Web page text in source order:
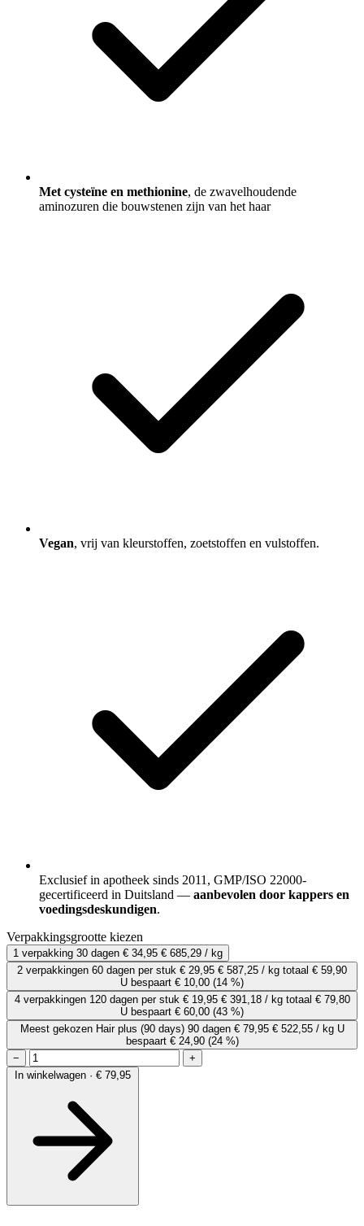
Met cysteïne en methionine, de zwavelhoudende
aminozuren die bouwstenen zijn van het haar
Vegan, vrij van kleurstoffen, zoetstoffen en vulstoffen.
Exclusief in apotheek sinds 2011, GMP/ISO 22000-
gecertificeerd in Duitsland — aanbevolen door kappers en
voedingsdeskundigen.
Verpakkingsgrootte kiezen
1 verpakking 30 dagen € 34,95 € 685,29 / kg
2 verpakkingen 60 dagen per stuk € 29,95 € 587,25 / kg totaal € 59,90
U bespaart € 10,00 (14 %)
4 verpakkingen 120 dagen per stuk € 19,95 € 391,18 / kg totaal € 79,80
U bespaart € 60,00 (43 %)
Meest gekozen Hair plus (90 days) 90 dagen € 79,95 € 522,55 / kg U
bespaart € 24,90 (24 %)
−
+
In winkelwagen · € 79,95